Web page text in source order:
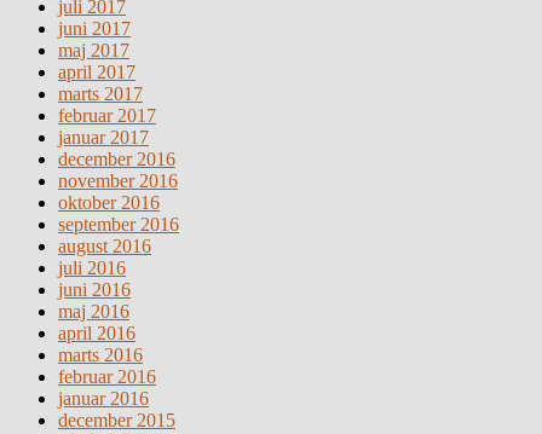
juli 2017
juni 2017
maj 2017
april 2017
marts 2017
februar 2017
januar 2017
december 2016
november 2016
oktober 2016
september 2016
august 2016
juli 2016
juni 2016
maj 2016
april 2016
marts 2016
februar 2016
januar 2016
december 2015